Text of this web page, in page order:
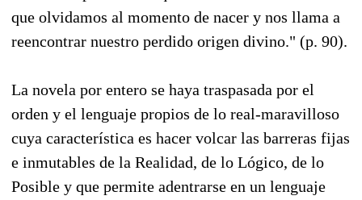
que olvidamos al momento de nacer y nos llama a
reencontrar nuestro perdido origen divino." (p. 90).
La novela por entero se haya traspasada por el
orden y el lenguaje propios de lo real-maravilloso
cuya característica es hacer volcar las barreras fijas
e inmutables de la Realidad, de lo Lógico, de lo
Posible y que permite adentrarse en un lenguaje